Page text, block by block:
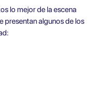
lo mejor de la escena
presentan algunos de los